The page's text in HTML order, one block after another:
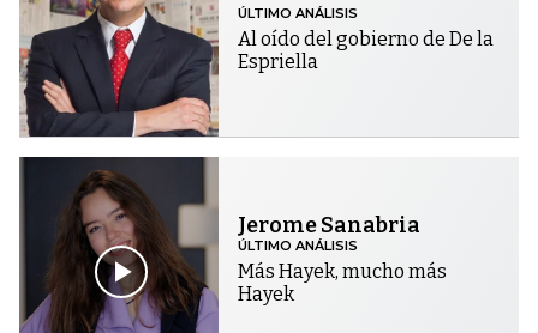
ÚLTIMO ANÁLISIS
Al oído del gobierno de De la
Espriella
Jerome Sanabria
ÚLTIMO ANÁLISIS
Más Hayek, mucho más
Hayek